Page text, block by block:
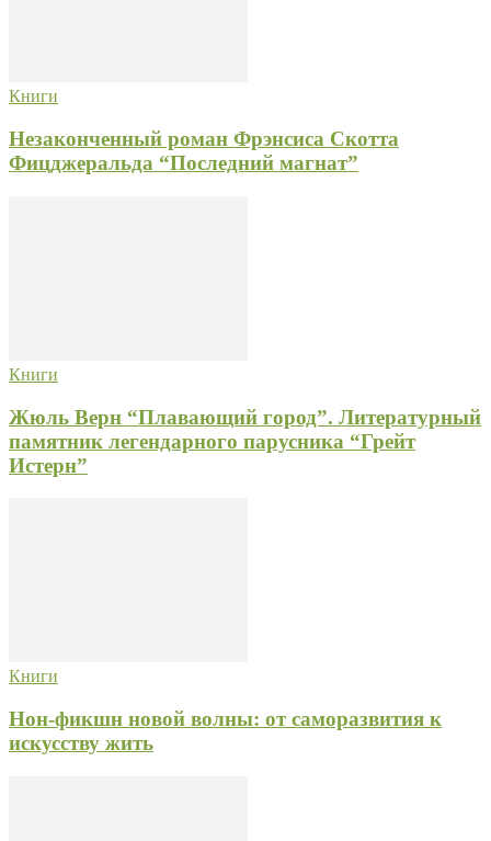
Книги
Незаконченный роман Фрэнсиса Скотта
Фицджеральда “Последний магнат”
Книги
Жюль Верн “Плавающий город”. Литературный
памятник легендарного парусника “Грейт
Истерн”
Книги
Нон-фикшн новой волны: от саморазвития к
искусству жить